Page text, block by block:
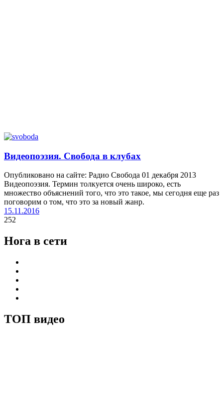
Видеопоэзия. Свобода в клубах
Опубликовано на сайте: Радио Свобода 01 декабря 2013
Видеопоэзия. Термин толкуется очень широко, есть
множество объяснений того, что это такое, мы сегодня еще раз
поговорим о том, что это за новый жанр.
15.11.2016
252
Нога в сети
ТОП видео